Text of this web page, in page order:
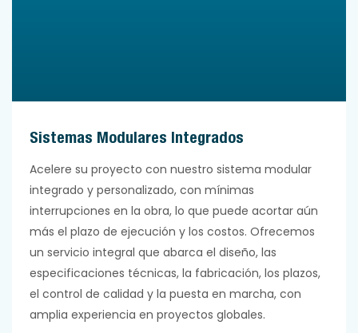
Sistemas Modulares Integrados
Acelere su proyecto con nuestrosistema modular
integrado y personalizado, con mínimas
interrupciones en la obra, lo que puede acortar aún
más el plazo de ejecución y los costos. Ofrecemos
un servicio integral que abarca el diseño, las
especificaciones técnicas, la fabricación, los plazos,
el control de calidad y la puesta en marcha, con
amplia experiencia en proyectos globales.